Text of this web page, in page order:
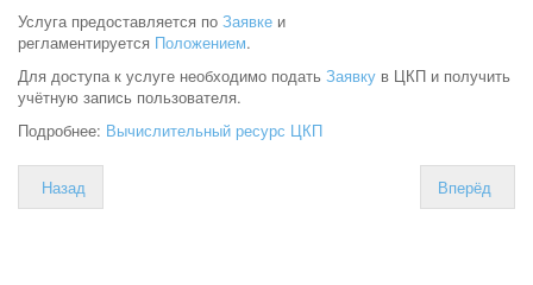
Услуга предоставляется по Заявке и
регламентируется Положением.
Для доступа к услуге необходимо подать Заявку в ЦКП и получить
учётную запись пользователя.
Подробнее: Вычислительный ресурс ЦКП
Назад Вперёд